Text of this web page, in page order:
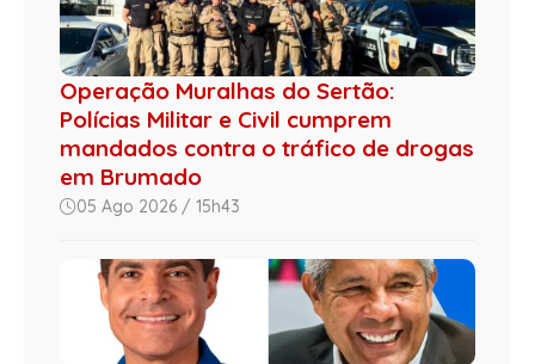
Operação Muralhas do Sertão:
Polícias Militar e Civil cumprem
mandados contra o tráfico de drogas
em Brumado
05 Ago 2026 / 15h43